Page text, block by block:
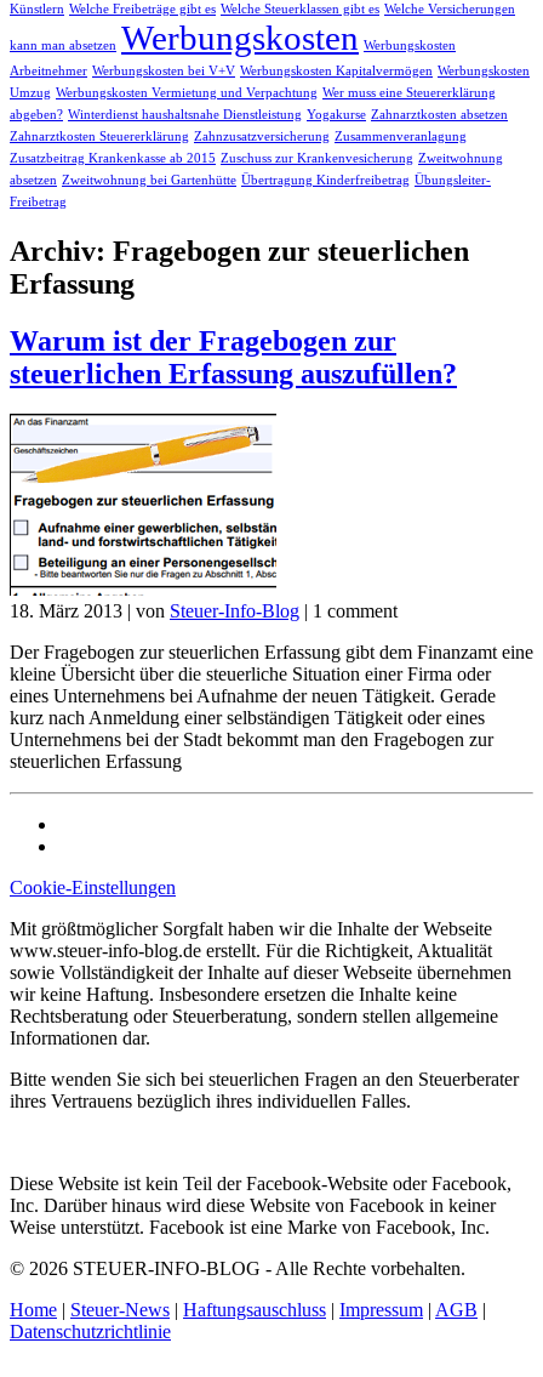
Künstlern Welche Freibeträge gibt es Welche Steuerklassen gibt es Welche Versicherungen
kann man absetzen Werbungskosten Werbungskosten
Arbeitnehmer Werbungskosten bei V+V Werbungskosten Kapitalvermögen Werbungskosten
Umzug Werbungskosten Vermietung und Verpachtung Wer muss eine Steuererklärung
abgeben? Winterdienst haushaltsnahe Dienstleistung Yogakurse Zahnarztkosten absetzen
Zahnarztkosten Steuererklärung Zahnzusatzversicherung Zusammenveranlagung
Zusatzbeitrag Krankenkasse ab 2015 Zuschuss zur Krankenvesicherung Zweitwohnung
absetzen Zweitwohnung bei Gartenhütte Übertragung Kinderfreibetrag Übungsleiter-
Freibetrag
Archiv: Fragebogen zur steuerlichen
Erfassung
Warum ist der Fragebogen zur
steuerlichen Erfassung auszufüllen?
18. März 2013 | von Steuer-Info-Blog | 1 comment
Der Fragebogen zur steuerlichen Erfassung gibt dem Finanzamt eine
kleine Übersicht über die steuerliche Situation einer Firma oder
eines Unternehmens bei Aufnahme der neuen Tätigkeit. Gerade
kurz nach Anmeldung einer selbständigen Tätigkeit oder eines
Unternehmens bei der Stadt bekommt man den Fragebogen zur
steuerlichen Erfassung
Cookie-Einstellungen
Mit größtmöglicher Sorgfalt haben wir die Inhalte der Webseite
www.steuer-info-blog.de erstellt. Für die Richtigkeit, Aktualität
sowie Vollständigkeit der Inhalte auf dieser Webseite übernehmen
wir keine Haftung. Insbesondere ersetzen die Inhalte keine
Rechtsberatung oder Steuerberatung, sondern stellen allgemeine
Informationen dar.
Bitte wenden Sie sich bei steuerlichen Fragen an den Steuerberater
ihres Vertrauens bezüglich ihres individuellen Falles.
Diese Website ist kein Teil der Facebook-Website oder Facebook,
Inc. Darüber hinaus wird diese Website von Facebook in keiner
Weise unterstützt. Facebook ist eine Marke von Facebook, Inc.
© 2026 STEUER-INFO-BLOG - Alle Rechte vorbehalten.
Home | Steuer-News | Haftungsauschluss | Impressum | AGB |
Datenschutzrichtlinie